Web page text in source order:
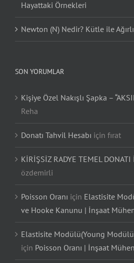
Hayattaki Örnekleri
Newton (N) Nedir? Kütle ile
SON YORUMLAR
Kişiye Özel Nakışlı Şapka –
Reha
Donatı Tahvil Hesabı için fırat
KİRİŞSİZ RADYE TEMEL DONATI
özdemirli
Poisson Oranı için Elastisite
ve Hooke Kanunu | İnşaat
Elastisite Modülü(Young
için Poisson Oranı | İnşaat